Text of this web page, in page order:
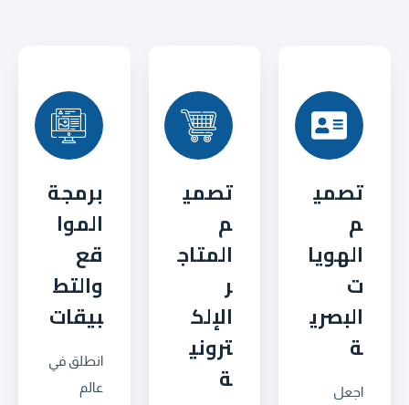
تصمي
م
الهويا
ت
البصري
ة
اجعل
تصمي
م
المتاج
ر
الإلك
تروني
ة
برمجة
الموا
قع
والتط
بيقات
انطلق في
عالم